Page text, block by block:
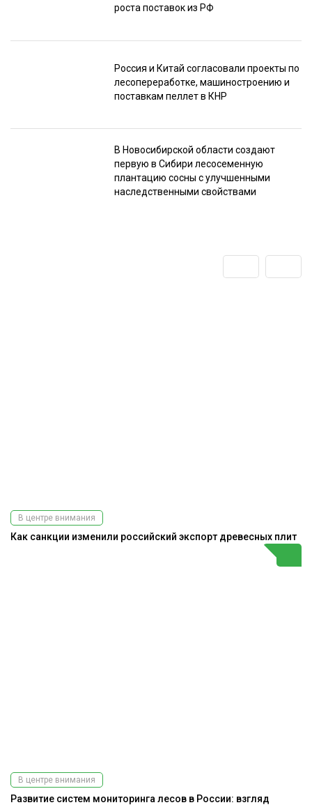
роста поставок из РФ
Россия и Китай согласовали проекты по
лесопереработке, машиностроению и
поставкам пеллет в КНР
В Новосибирской области создают
первую в Сибири лесосеменную
плантацию сосны с улучшенными
наследственными свойствами
В центре внимания
Как санкции изменили российский экспорт древесных плит
В центре внимания
Развитие систем мониторинга лесов в России: взгляд